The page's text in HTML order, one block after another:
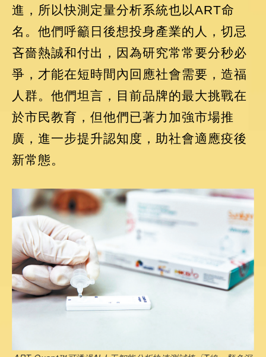
進，所以快測定量分析系統也以ART命
名。他們呼籲日後想投身產業的人，切忌
吝嗇熱誠和付出，因為研究常常要分秒必
爭，才能在短時間內回應社會需要，造福
人群。他們坦言，目前品牌的最大挑戰在
於市民教育，但他們已著力加強市場推
廣，進一步提升認知度，助社會適應疫後
新常態。